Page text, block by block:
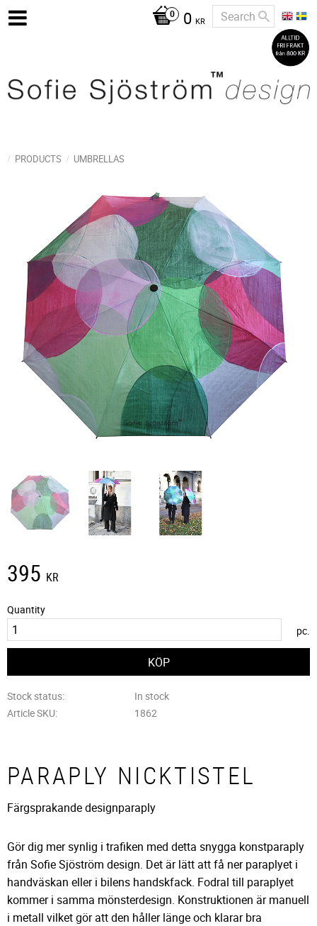
0 KR
PRODUCTS UMBRELLAS
395 KR
Quantity
pc.
Stock status
In stock
Article SKU
1862
PARAPLY NICKTISTEL
Färgsprakande designparaply
Gör dig mer synlig i trafiken med detta snygga konstparaply
från Sofie Sjöström design. Det är lätt att få ner paraplyet i
handväskan eller i bilens handskfack. Fodral till paraplyet
kommer i samma mönsterdesign. Konstruktionen är manuell
i metall vilket gör att den håller länge och klarar bra